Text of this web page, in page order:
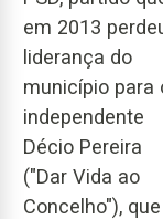
em 2013
liderança do
município para
independente
Décio Pereira
("Dar Vida ao
Concelho"), que